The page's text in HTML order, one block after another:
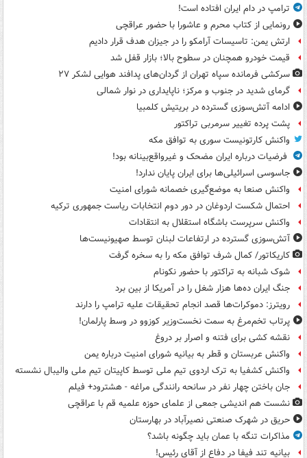
ترامپ در دام ایران افتاده است!
رونمایی از کتاب محرم و عاشورا با حضور عراقچی
ارتش یمن: تاسیسات آرامکو را در جیزان هدف قرار دادیم
قیمت خودرو همچنان در سطوح بالا؛ بازار قفل شد
سرکشی فرمانده سپاه تهران از گردان‌های پدافند هوایی لشکر ۲۷
گرمای شدید در جنوب و مرکز؛ ناپایداری در نوار شمالی
ادامه آتش‌سوزی گسترده در بریتیش کلمبیا
پشت پرده تغییر سرمربی تراکتور
واکنش کارتونیست سوری به توافق مکه
فرضیات درباره ایران مضحک و غیرواقع‌بینانه بود!
جاسوسی اسرائیلی‌ها برای ایران پایان ندارد!
واکنش صنعا به موضع‌گیری خصمانه شورای امنیت
احتمال شکست اردوغان در دور دوم انتخابات ریاست جمهوری ترکیه
واکنش سرپرست باشگاه استقلال به انتقادات
آتش‌سوزی گسترده در ارتفاعات لبنان توسط صهیونیست‌ها
کاریکاتور/ کمال شرف توافق مکه را به سخره گرفت
شوک شبانه به تراکتور با حضور نکونام
جنگ ایران ده‌ها هزار شغل را در آمریکا از بین برد
رویترز: دموکرات‌ها قصد انجام تحقیقات علیه ترامپ را دارند
پرتاب تخم‌مرغ به سمت نخست‌وزیر کوزوو در وسط پارلمان!
نقشه کشی برای فتنه و اصرار بر دروغ
واکنش عربستان و قطر به بیانیه شورای امنیت درباره یمن
واکنش کشفیا به ترک اردوی تیم ملی توسط کاپیتان تیم ملی والیبال نشسته
جان باختن چهار نفر در سانحه رانندگی مراغه - هشترود+ فیلم
نشست هم اندیشی جمعی از علمای حوزه علمیه قم با عراقچی
حریق در شهرک صنعتی نصیرآباد در بهارستان
مذاکرات تنگه با عمان باید چگونه باشد؟
بیانیه تند فیفا در دفاع از آقای رئیس!